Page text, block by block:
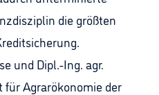
die größten
und Dipl.-Ing. agr.
Agrarökonomie der